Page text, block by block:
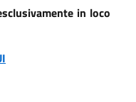
in loco